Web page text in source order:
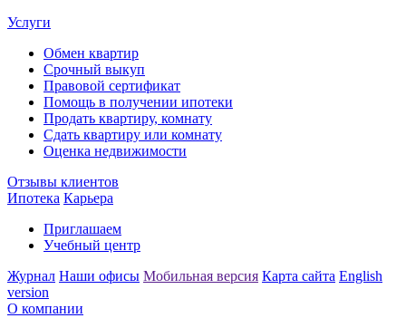
Услуги
Обмен квартир
Срочный выкуп
Правовой сертификат
Помощь в получении ипотеки
Продать квартиру, комнату
Сдать квартиру или комнату
Оценка недвижимости
Отзывы клиентов
Ипотека Карьера
Приглашаем
Учебный центр
Журнал Наши офисы Мобильная версия Карта сайта English
version
О компании